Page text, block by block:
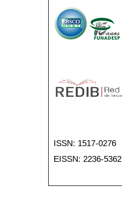
ISSN: 1517-0276
EISSN: 2236-5362